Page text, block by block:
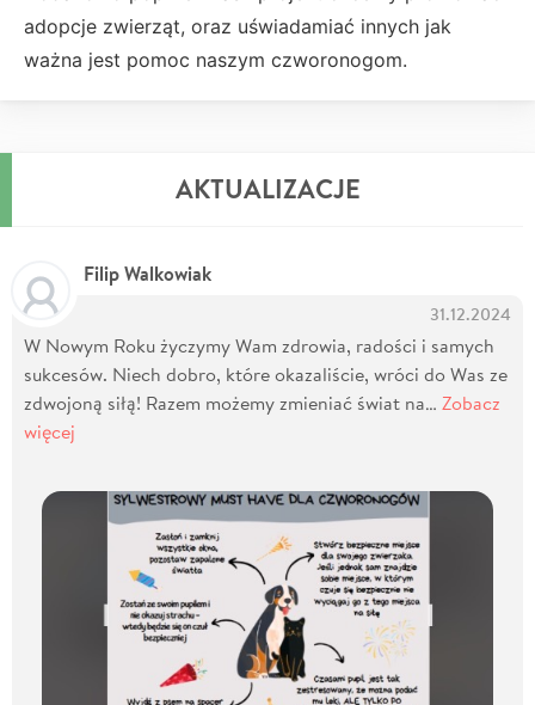
adopcje zwierząt, oraz uświadamiać innych jak
ważna jest pomoc naszym czworonogom.
AKTUALIZACJE
Filip Walkowiak
31.12.2024
W Nowym Roku życzymy Wam zdrowia, radości i samych
sukcesów. Niech dobro, które okazaliście, wróci do Was ze
zdwojoną siłą! Razem możemy zmieniać świat na… Zobacz
więcej